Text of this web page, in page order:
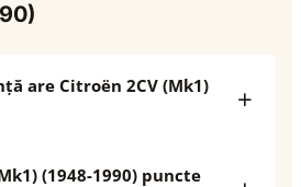
are Citroën 2CV (Mk1)
(1948-1990) puncte